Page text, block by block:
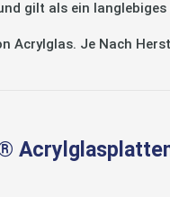
gilt als ein
Acrylglas. Je Nach